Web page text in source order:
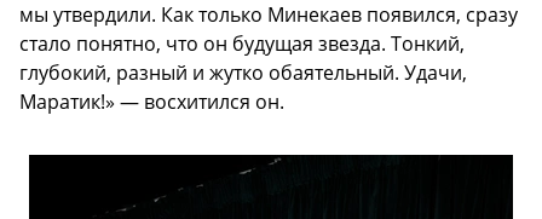
мы утвердили. Как только Минекаев появился, сразу
стало понятно, что он будущая звезда. Тонкий,
глубокий, разный и жутко обаятельный. Удачи,
Маратик!» — восхитился он.